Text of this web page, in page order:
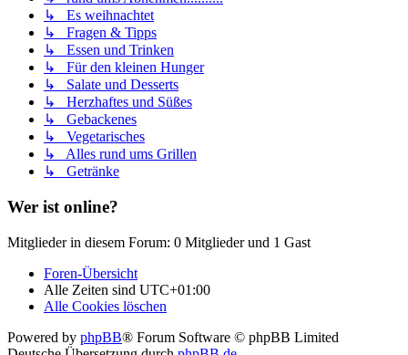
↳ Es weihnachtet
↳ Fragen & Tipps
↳ Essen und Trinken
↳ Für den kleinen Hunger
↳ Salate und Desserts
↳ Herzhaftes und Süßes
↳ Gebackenes
↳ Vegetarisches
↳ Alles rund ums Grillen
↳ Getränke
Wer ist online?
Mitglieder in diesem Forum: 0 Mitglieder und 1 Gast
Foren-Übersicht
Alle Zeiten sind UTC+01:00
Alle Cookies löschen
Powered by phpBB® Forum Software © phpBB Limited